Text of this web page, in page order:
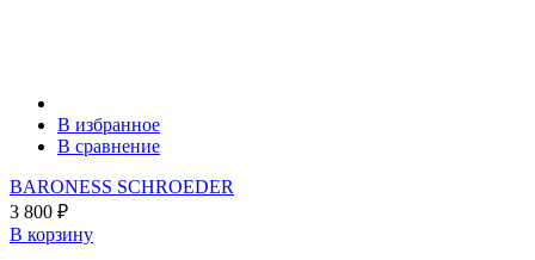
В избранное
В сравнение
BARONESS SCHROEDER
3 800 ₽
В корзину